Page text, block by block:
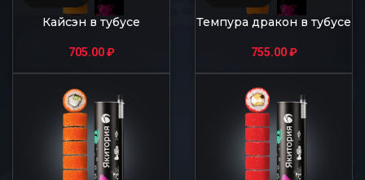
Кайсэн в тубусе
705.00₽
Темпура дракон в тубусе
755.00₽